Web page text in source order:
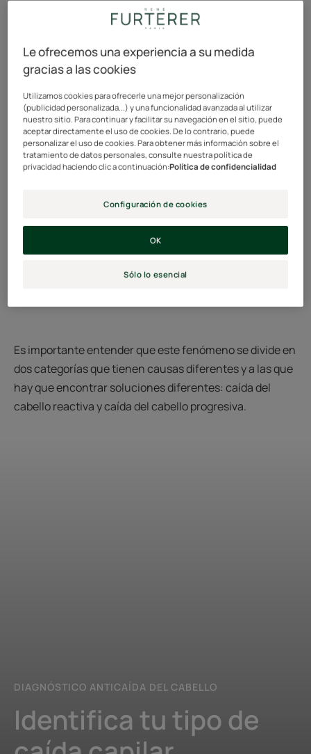
Existen dos tipos principales de
caída del cabello: la caída de
cabello progresiva y la caída de
cabello reactiva
Es importante entender que este fenómeno se divide en
dos categorías que tienen causas diferentes y a las que
hay que encontrar soluciones diferentes: caída del
cabello reactiva y caída del cabello progresiva.
DIAGNÓSTICO ANTICAÍDA DEL CABELLO
Identifica tu tipo de
Le ofrecemos una experiencia a su medida
gracias a las cookies
Utilizamos cookies para ofrecerle una mejor personalización
(publicidad personalizada...) y una funcionalidad avanzada al utilizar
nuestro sitio. Para continuar y facilitar su navegación en el sitio, puede
aceptar directamente el uso de cookies. De lo contrario, puede
personalizar el uso de cookies. Para obtener más información sobre el
tratamiento de datos personales, consulte nuestra política de
privacidad haciendo clic a continuación:Política de confidencialidad
Configuración de cookies
Sólo lo esencial
OK